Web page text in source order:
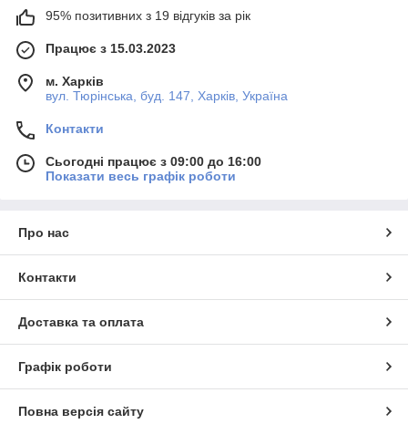
95% позитивних з 19 відгуків за рік
Працює з 15.03.2023
м. Харків
вул. Тюрінська, буд. 147, Харків, Україна
Контакти
Сьогодні працює з 09:00 до 16:00
Показати весь графік роботи
Про нас
Контакти
Доставка та оплата
Графік роботи
Повна версія сайту